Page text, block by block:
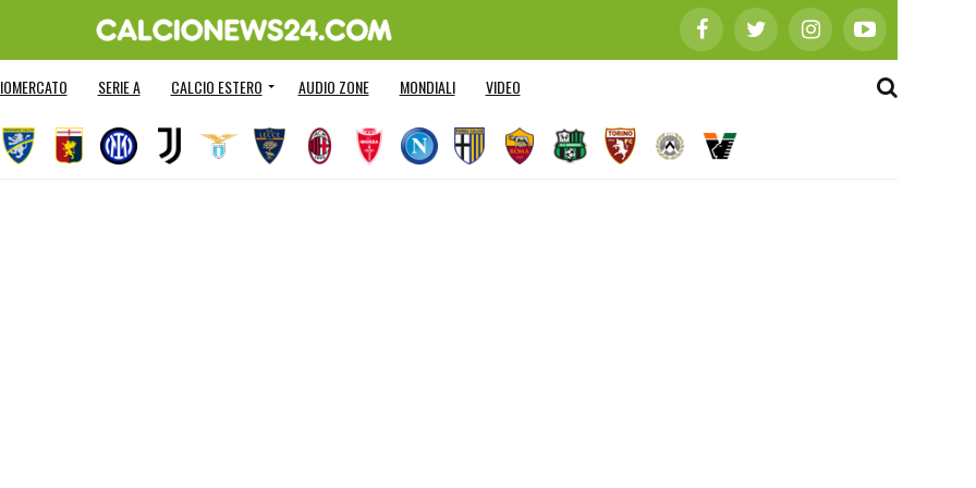
SERIE A CALCIO ESTERO AUDIO ZONE MONDIALI VIDEO